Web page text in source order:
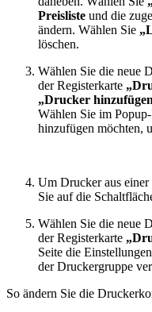
Preisliste und die
ändern. Wählen Sie
löschen.
Wählen Sie die neue
der Registerkarte
„Drucker
Wählen Sie im
hinzufügen möchten,
Um Drucker aus
Sie auf die
Wählen Sie die neue
der Registerkarte
Seite die
der Druckergruppe
So ändern Sie die